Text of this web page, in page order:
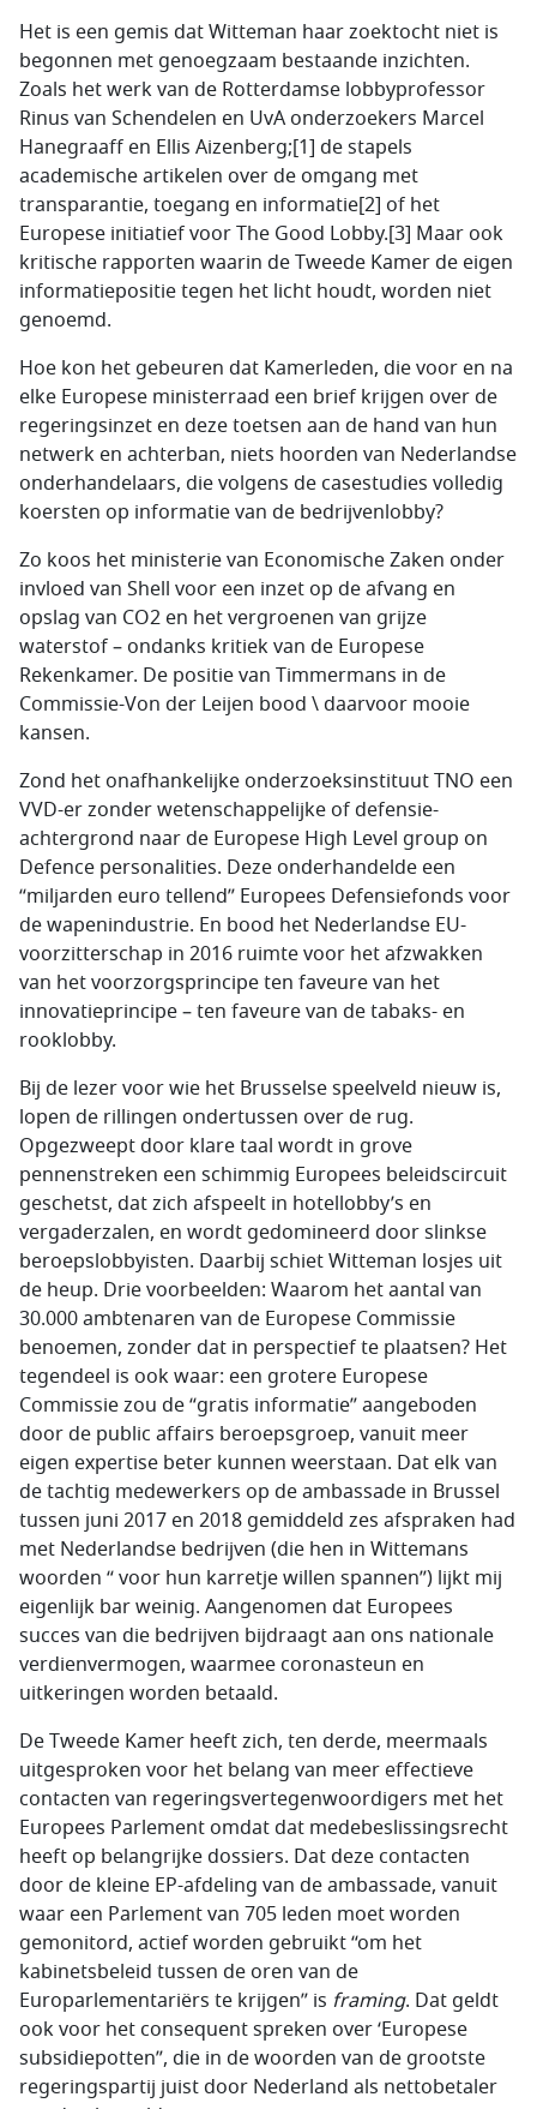
Het is een gemis dat Witteman haar zoektocht niet is
begonnen met genoegzaam bestaande inzichten.
Zoals het werk van de Rotterdamse lobbyprofessor
Rinus van Schendelen en UvA onderzoekers Marcel
Hanegraaff en Ellis Aizenberg;[1] de stapels
academische artikelen over de omgang met
transparantie, toegang en informatie[2] of het
Europese initiatief voor The Good Lobby.[3] Maar ook
kritische rapporten waarin de Tweede Kamer de eigen
informatiepositie tegen het licht houdt, worden niet
genoemd.
Hoe kon het gebeuren dat Kamerleden, die voor en na
elke Europese ministerraad een brief krijgen over de
regeringsinzet en deze toetsen aan de hand van hun
netwerk en achterban, niets hoorden van Nederlandse
onderhandelaars, die volgens de casestudies volledig
koersten op informatie van de bedrijvenlobby?
Zo koos het ministerie van Economische Zaken onder
invloed van Shell voor een inzet op de afvang en
opslag van CO2 en het vergroenen van grijze
waterstof – ondanks kritiek van de Europese
Rekenkamer. De positie van Timmermans in de
Commissie-Von der Leijen bood \ daarvoor mooie
kansen.
Zond het onafhankelijke onderzoeksinstituut TNO een
VVD-er zonder wetenschappelijke of defensie-
achtergrond naar de Europese High Level group on
Defence personalities. Deze onderhandelde een
“miljarden euro tellend” Europees Defensiefonds voor
de wapenindustrie. En bood het Nederlandse EU-
voorzitterschap in 2016 ruimte voor het afzwakken
van het voorzorgsprincipe ten faveure van het
innovatieprincipe – ten faveure van de tabaks- en
rooklobby.
Bij de lezer voor wie het Brusselse speelveld nieuw is,
lopen de rillingen ondertussen over de rug.
Opgezweept door klare taal wordt in grove
pennenstreken een schimmig Europees beleidscircuit
geschetst, dat zich afspeelt in hotellobby’s en
vergaderzalen, en wordt gedomineerd door slinkse
beroepslobbyisten. Daarbij schiet Witteman losjes uit
de heup. Drie voorbeelden: Waarom het aantal van
30.000 ambtenaren van de Europese Commissie
benoemen, zonder dat in perspectief te plaatsen? Het
tegendeel is ook waar: een grotere Europese
Commissie zou de “gratis informatie” aangeboden
door de public affairs beroepsgroep, vanuit meer
eigen expertise beter kunnen weerstaan. Dat elk van
de tachtig medewerkers op de ambassade in Brussel
tussen juni 2017 en 2018 gemiddeld zes afspraken had
met Nederlandse bedrijven (die hen in Wittemans
woorden “ voor hun karretje willen spannen”) lijkt mij
eigenlijk bar weinig. Aangenomen dat Europees
succes van die bedrijven bijdraagt aan ons nationale
verdienvermogen, waarmee coronasteun en
uitkeringen worden betaald.
De Tweede Kamer heeft zich, ten derde, meermaals
uitgesproken voor het belang van meer effectieve
contacten van regeringsvertegenwoordigers met het
Europees Parlement omdat dat medebeslissingsrecht
heeft op belangrijke dossiers. Dat deze contacten
door de kleine EP-afdeling van de ambassade, vanuit
waar een Parlement van 705 leden moet worden
gemonitord, actief worden gebruikt “om het
kabinetsbeleid tussen de oren van de
Europarlementariërs te krijgen” is framing. Dat geldt
ook voor het consequent spreken over ‘Europese
subsidiepotten”, die in de woorden van de grootste
regeringspartij juist door Nederland als nettobetaler